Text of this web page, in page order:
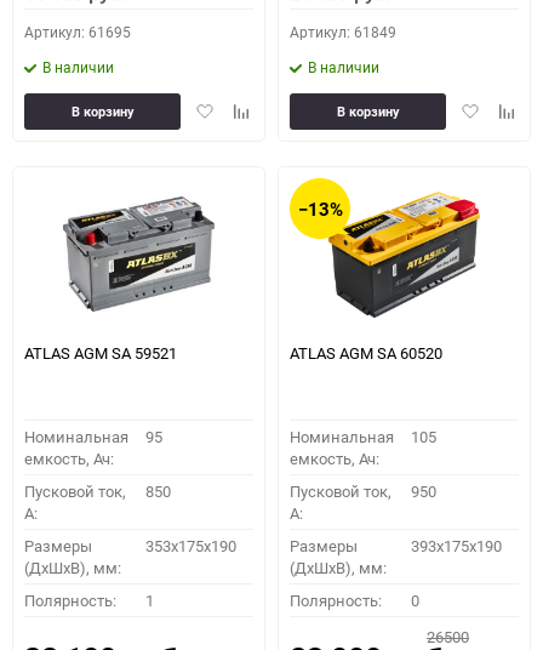
Артикул: 61695
В наличии
ДобавитьДобавить
В корзину
Артикул: 61849
В наличии
Добавить
В корзину
ATLAS AGM SA 59521
Номинальная
емкость, Ач:
95
Пусковой ток,
A:
850
Размеры
(ДхШхВ), мм:
353x175x190
Полярность: 1
−13%
ATLAS AGM SA 60520
Номинальная
емкость, Ач:
105
Пусковой ток,
A:
950
Размеры
(ДхШхВ), мм:
393x175x190
Полярность: 0
26500